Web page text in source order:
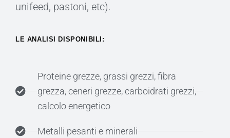
unifeed, pastoni, etc).
LE ANALISI DISPONIBILI:
Proteine grezze, grassi grezzi, fibra
grezza, ceneri grezze, carboidrati grezzi,
calcolo energetico
Metalli pesanti e minerali